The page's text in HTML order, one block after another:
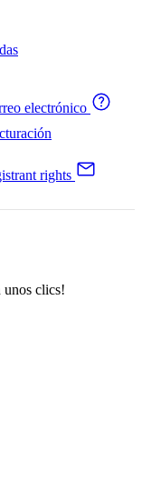
electrónico
rights
unos clics!